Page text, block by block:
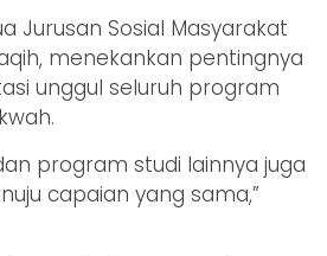
Jurusan Sosial Masyarakat
menekankan pentingnya
unggul seluruh program
program studi lainnya juga
capaian yang sama,”